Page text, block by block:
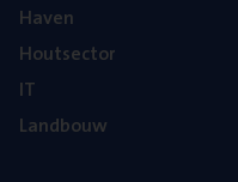
Haven
Hout­sec­tor
IT
Land­bouw